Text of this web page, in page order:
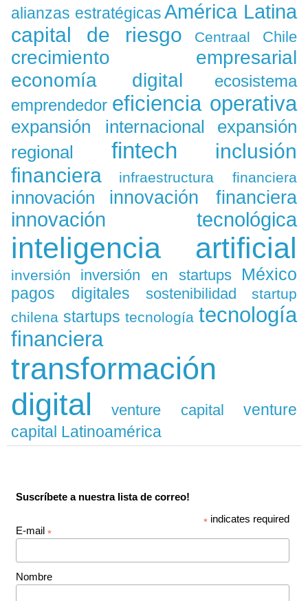
alianzas estratégicas América Latina
capital de riesgo Centraal Chile
crecimiento empresarial
economía digital
ecosistema
emprendedor eficiencia operativa
expansión internacional
expansión
regional
fintech
inclusión
financiera
infraestructura financiera
innovación innovación financiera
innovación tecnológica
inteligencia artificial
inversión inversión en startups México
pagos digitales sostenibilidad
startup
chilena startups tecnología tecnología
financiera
transformación
digital
venture capital
venture
capital Latinoamérica
Suscríbete a nuestra lista de correo!
* indicates required
E-mail *
Nombre